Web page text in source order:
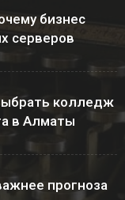
бизнес
серверов
колледж
в Алматы
прогноза